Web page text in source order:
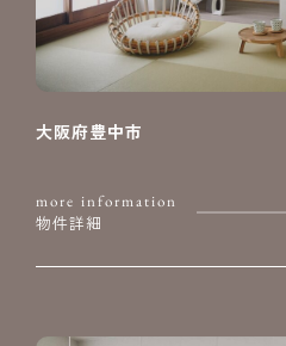
大阪府豊中市
more information
物件詳細